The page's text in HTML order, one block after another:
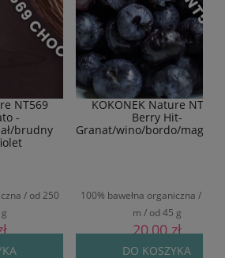
NT569
-
brudny
/ od 250
KOKONEK Nature NT577
Berry Hit-
Granat/wino/bordo/
100% bawełna organiczna / od
m / od 45 g
20,00 zł
DO KOSZYKA